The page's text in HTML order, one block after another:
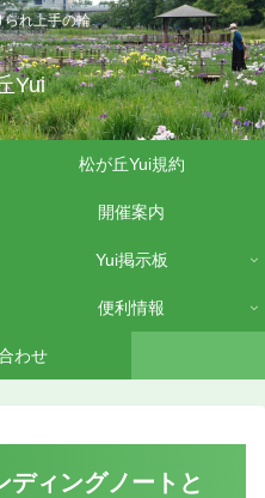
られ上手の輪
Yui
松が丘Yui規約
開催案内
Yui掲示板
便利情報
わせ
ディングノートと